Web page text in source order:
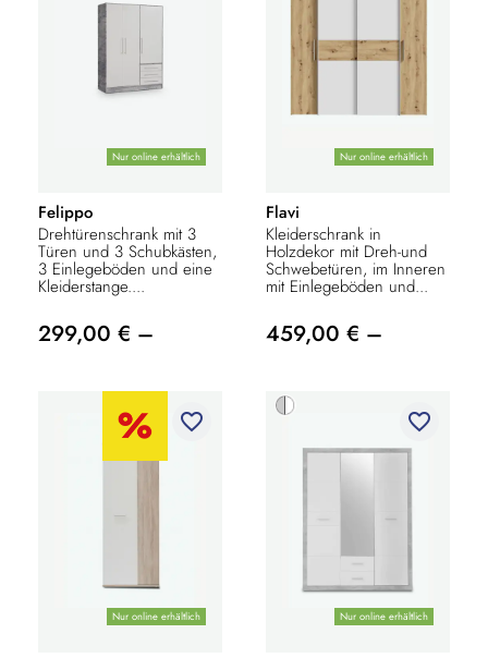
Nur online erhältlich
Felippo
Drehtürenschrank mit 3
Türen und 3 Schubkästen,
3 Einlegeböden und eine
Kleiderstange....
299,00 € –
Nur online erhältlich
Flavi
Kleiderschrank in
Holzdekor mit Dreh-und
Schwebetüren, im Inneren
mit Einlegeböden und...
459,00 € –
Nur online erhältlich
favorite_border
Nur online erhältlich
favorite_border